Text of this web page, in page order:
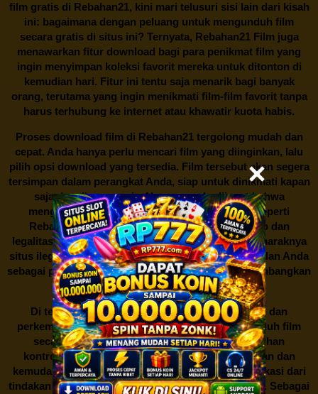
film gratis di Rebahan21, kini mari telusuri sisi lain dari kisah
ini: bagaimana dengan peluang untuk mengunduh film
secara gratis di situs ini? Ternyata, Rebahan21 Film juga
menawarkan fitur download bagi para penikmat film yang
ingin menyimpan koleksi favorit mereka untuk ditonton di
kemudian hari. Fitur ini tentu saja menarik bagi banyak
orang, terutama yang ingin menikmati film-film favorit tanpa
harus terhubung ke internet atau khawatir kuota habis.
Proses download film di Rebahan21tergolong mudah dan
cepat. Anda hanya perlu mencari film yang diinginkan, lalu
pilih opsi download yang tersedia. Film tersebut akan segera
tersimpan dalam perangkat Anda, siap untuk dinikmati kapan
saja dan di mana saja. Namun, perlu diingat bahwa
mengunduh film secara gratis dari situs-situs seperti
Rebahan21 juga berarti berurusan dengan risiko dan
legalitas. Seperti yang telah dibahas sebelumnya, maraknya
situs ilegal semacam ini menimbulkan kontroversi, dan Anda
sebagai pengguna juga perlu bijak dalam mempertimbangkan
akibat dari tindakan tersebut.
Di tengah dinamika persaingan industri hiburan dan
perkembangan teknologi, menonton dan mengunduh film
secara gratis diRebahan21menjadi sebuah pilihan
kontroversial. Meskipun menawarkan kenyamanan dan
kemudahan akses, kita juga harus memahami implikasi dari
tindakan ini terhadap para pelaku industri perfilman. Sebagai